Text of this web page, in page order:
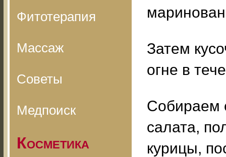
Фитотерапия
Массаж
Советы
Медпоиск
Косметика
Затем
огне в
Собираем
салата,
курицы,